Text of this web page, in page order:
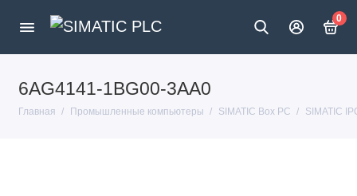
0
6AG4141-1BG00-3AA0
Главная Промышленные компьютеры SIMATIC Box PC SIMATIC